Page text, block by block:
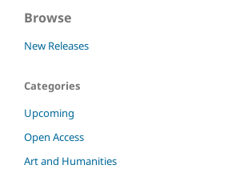
Browse
New Releases
Categories
Upcoming
Open Access
Art and Humanities